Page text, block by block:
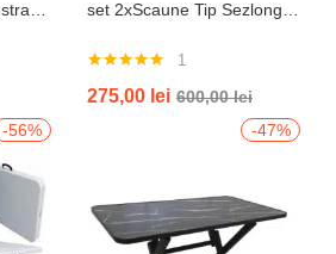
5.00din 5
1
275,00 lei 600,00lei
-56%
-47%